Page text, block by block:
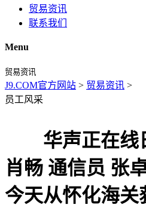
贸易资讯
联系我们
Menu
贸易资讯
J9.COM官方网站 > 贸易资讯 >
员工风采
华声正在线
肖畅 通信员 张
今天从怀化海关